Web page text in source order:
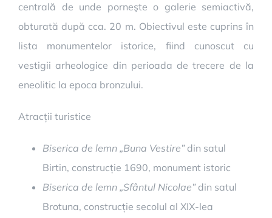
centrală de unde porneşte o galerie semiactivă,
obturată după cca. 20 m. Obiectivul este cuprins în
lista monumentelor istorice, fiind cunoscut cu
vestigii arheologice din perioada de trecere de la
eneolitic la epoca bronzului.
Atracții turistice
Biserica de lemn „Buna Vestire”din satul
Birtin, construcție 1690, monument istoric
Biserica de lemn „Sfântul Nicolae”din satul
Brotuna, construcție secolul al XIX-lea